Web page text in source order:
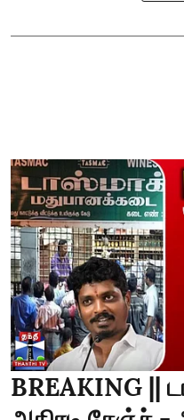
BREAKING ||